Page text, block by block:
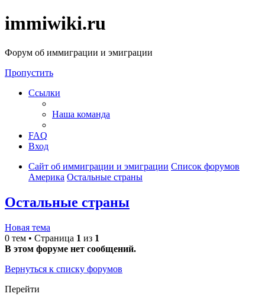
immiwiki.ru
Форум об иммиграции и эмиграции
Пропустить
Ссылки
Наша команда
FAQ
Вход
Сайт об иммиграции и эмиграции Список форумов
Америка Остальные страны
Остальные страны
Новая тема
0 тем • Страница 1 из 1
В этом форуме нет сообщений.
Вернуться к списку форумов
Перейти